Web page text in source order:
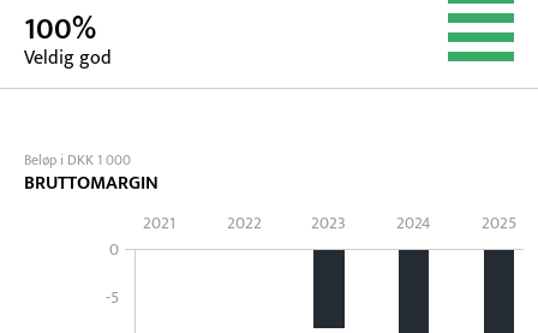
100%
Veldig god
Beløp i DKK 1 000
BRUTTOMARGIN
0
-5
2021 2022 2023 2024 2025